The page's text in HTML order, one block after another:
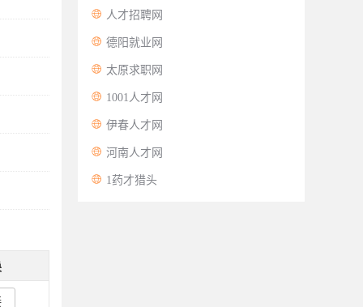
 人才招聘网
 德阳就业网
 太原求职网
 1001人才网
 伊春人才网
 河南人才网
 1药才猎头